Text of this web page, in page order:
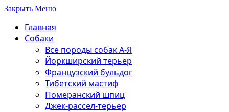
Закрыть Меню
Главная
Собаки
Все породы собак А-Я
Йоркширский терьер
Французский бульдог
Тибетский мастиф
Померанский шпиц
Джек-рассел-терьер